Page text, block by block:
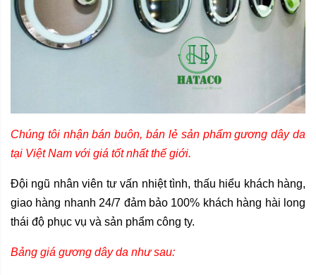
Chúng tôi nhận bán buôn, bán lẻ sản phẩm gương dây da
tại Việt Nam với giá tốt nhất thế giới.
Đội ngũ nhân viên tư vấn nhiệt tình, thấu hiểu khách hàng,
giao hàng nhanh 24/7 đảm bảo 100% khách hàng hài long
thái độ phục vụ và sản phẩm công ty.
Bảng giá gương dây da như sau: